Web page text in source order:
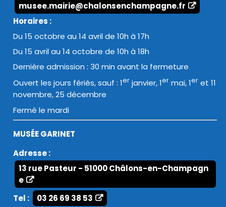
musee.mairie@chalonsenchampagne.fr
Horaires :
Du 15 octobre au 14 avril de 10h à 17h
Du 15 avril au 14 octobre de 10h à 18h
Dernière admission : 30 min avant la fermeture
Ouvert les jours fériés, sauf : 1er janvier, 1er mai, 1er et 11
novembre, 25 décembre
Fermé le mardi
MUSÉE GARINET
Adresse :
13 rue Pasteur - 51000 Châlons-en-Champagn
e
Tel :
03 26 69 38 53